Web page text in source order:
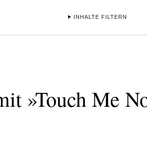
INHALTE FILTERN
»Touch Me